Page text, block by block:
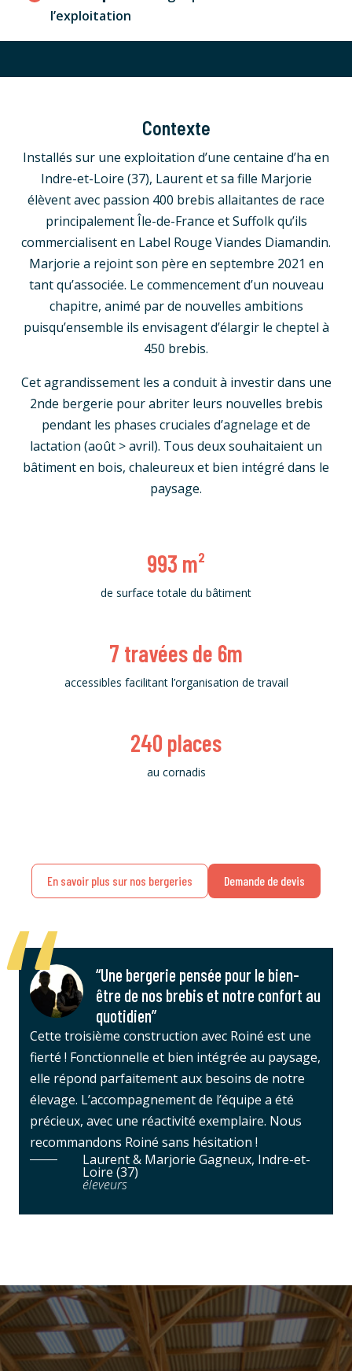
l’exploitation
Contexte
Installés sur une exploitation d’une centaine d’ha en
Indre-et-Loire (37), Laurent et sa fille Marjorie
élèvent avec passion 400 brebis allaitantes de race
principalement Île-de-France et Suffolk qu’ils
commercialisent en Label Rouge Viandes Diamandin.
Marjorie a rejoint son père en septembre 2021 en
tant qu’associée. Le commencement d’un nouveau
chapitre, animé par de nouvelles ambitions
puisqu’ensemble ils envisagent d’élargir le cheptel à
450 brebis.
Cet agrandissement les a conduit à investir dans une
2nde bergerie pour abriter leurs nouvelles brebis
pendant les phases cruciales d’agnelage et de
lactation (août > avril). Tous deux souhaitaient un
bâtiment en bois, chaleureux et bien intégré dans le
paysage.
993 m²
de surface totale du bâtiment
7 travées de 6m
accessibles facilitant l’organisation de travail
240 places
au cornadis
En savoir plus sur nos bergeries Demande de devis
“Une bergerie pensée pour le bien-
être de nos brebis et notre confort au
quotidien”
Cette troisième construction avec Roiné est une
fierté ! Fonctionnelle et bien intégrée au paysage,
elle répond parfaitement aux besoins de notre
élevage. L’accompagnement de l’équipe a été
précieux, avec une réactivité exemplaire. Nous
recommandons Roiné sans hésitation !
Laurent & Marjorie Gagneux, Indre-et-
Loire (37)
éleveurs